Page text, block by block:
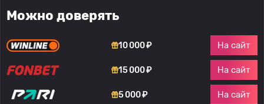
Можно доверять
10 000 ₽ На сайт
15 000 ₽ На сайт
5 000 ₽ На сайт